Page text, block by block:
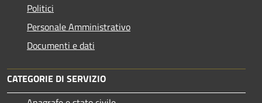
Politici
Personale Amministrativo
Documenti e dati
CATEGORIE DI SERVIZIO